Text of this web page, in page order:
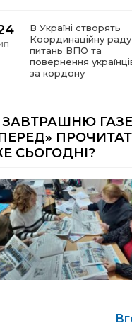
В Україні створять
Координаційну раду
питань ВПО та
повернення
за кордону
Гощанщині: коли
єднають громади
Морські мушлі в
макраме
Бахмутяни вибороли
нагороди на
ЗАВТРАШНЮ
СЬОГОДНІ?